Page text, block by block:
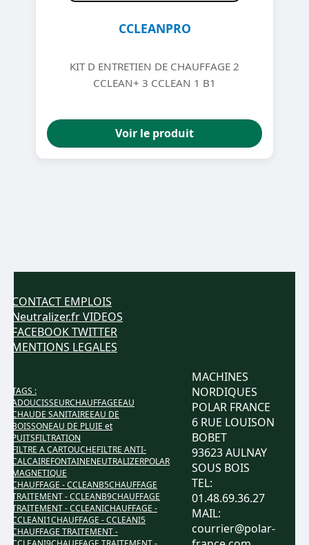
CCLEANPRO
KIT D ENTRETIEN DE CHAUFFAGE 2
CCLEAN+ 3 CCLEAN 1 B1
Voir le produit
CONTACT EMPLOIS
Neutralizer.frVIDEOS
FACEBOOKTWITTER
MENTIONS LEGALES
TAGS :
ADOUCISSEURCHAUFFAGEEAU
CHAUDE SANITAIREEAU DE
BOISSONEAU DE PLUIE et
PUITSFILTRATION
FILTRE A CARTOUCHEFILTRE ANTI-
CALCAIREFONTAINENEUTRALIZERPOLAR
MAGNETIQUE
CHAUFFAGE - CCLEANB5CHAUFFAGE
TRAITEMENT - CCLEANB9CHAUFFAGE
TRAITEMENT - CCLEANICHAUFFAGE -
CCLEANI1CHAUFFAGE - CCLEANI5
CHAUFFAGE TRAITEMENT -
MACHINES
NORDIQUES
POLAR FRANCE
6 RUE LOUISON
BOBET
93623 AULNAY
SOUS BOIS
TEL:
01.48.69.36.27
MAIL:
courrier@polar-